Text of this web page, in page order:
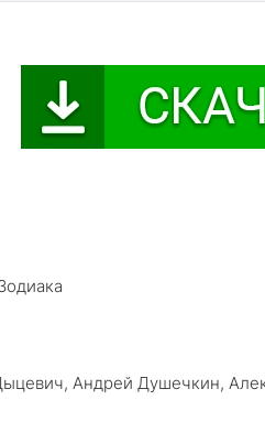
Андрей Душечкин,